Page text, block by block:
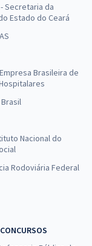
- Secretaria da
Estado do Ceará
Empresa Brasileira de
Nacional do
Rodoviária Federal